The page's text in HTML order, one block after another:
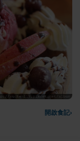
開啟食記›